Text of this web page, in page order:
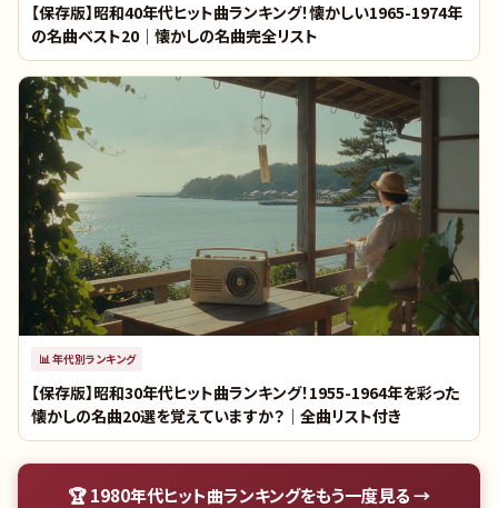
【保存版】昭和40年代ヒット曲ランキング！懐かしい1965-1974年
の名曲ベスト20｜懐かしの名曲完全リスト
📊 年代別ランキング
【保存版】昭和30年代ヒット曲ランキング！1955-1964年を彩った
懐かしの名曲20選を覚えていますか？｜全曲リスト付き
🏆1980年代ヒット曲ランキングをもう一度見る →